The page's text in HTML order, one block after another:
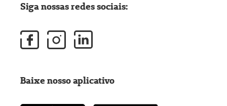
Siga nossas redes sociais:
Baixe nosso aplicativo